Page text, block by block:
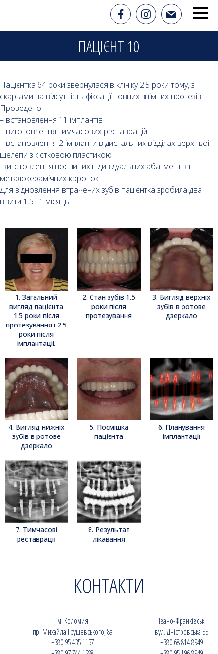
ПАЦІЄНТ 10
Пацієнтка 64 роки звернулася в клініку 2.5 роки тому, з
скаргами на відсутність фіксації повних знімних протезів.
Проведено:
– встановлення 11 імплантів
– виготовлення тимчасових реставрацій
– встановлення 2 імпланти в дистальних відділах верхньоі
щелепи з кістковою пластикою
-виготовлення постійних індивідуальних абатментів і
металокерамічних коронок
Для відновлення втрачених зубів пацієнтка зробила два
візити 1.5 і 1 місяць.
1. Загальний
вигляд пацієнта
1.5 роки після
протезування і 2.5
роки після
імплантаціі.
2. Стан зубів 1.5
роки після
протезування
3. Вигляд верхніх
зубів в ротове
дзеркало
4. Вигляд нижніх
зубів в ротове
дзеркало
5. Посмішка
пацієнта
6. Планування
імплантації
7. Тимчасові
реставрації
8. Результат
лікавання
КОНТАКТИ
м. Коломия
пр. Михайла Грушевського, 8a
+380 95 435 1157
Івано-Франківськ
вул. Дністровська 55
+380 68 814 8949